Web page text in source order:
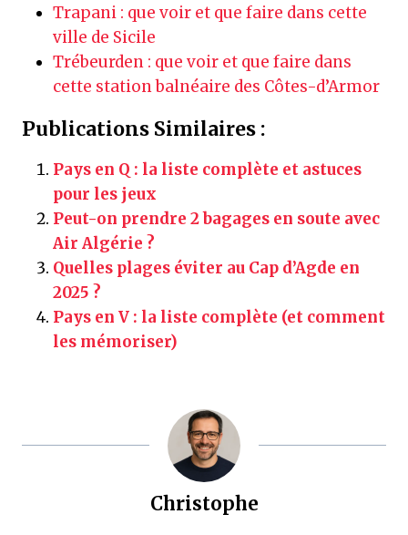
Trapani : que voir et que faire dans cette
ville de Sicile
Trébeurden : que voir et que faire dans
cette station balnéaire des Côtes-d’Armor
Publications Similaires :
Pays en Q : la liste complète et astuces
pour les jeux
Peut-on prendre 2 bagages en soute avec
Air Algérie ?
Quelles plages éviter au Cap d’Agde en
2025 ?
Pays en V : la liste complète (et comment
les mémoriser)
Christophe